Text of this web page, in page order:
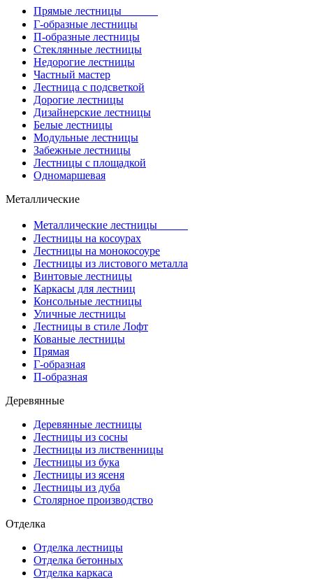
Прямые лестницы
Г-образные лестницы
П-образные лестницы
Стеклянные лестницы
Недорогие лестницы
Частный мастер
Лестница с подсветкой
Дорогие лестницы
Дизайнерские лестницы
Белые лестницы
Модульные лестницы
Забежные лестницы
Лестницы с площадкой
Одномаршевая
Металлические
Металлические лестницы
Лестницы на косоурах
Лестницы на монокосоуре
Лестницы из листового металла
Винтовые лестницы
Каркасы для лестниц
Консольные лестницы
Уличные лестницы
Лестницы в стиле Лофт
Кованые лестницы
Прямая
Г-образная
П-образная
Деревянные
Деревянные лестницы
Лестницы из сосны
Лестницы из лиственницы
Лестницы из бука
Лестницы из ясеня
Лестницы из дуба
Столярное производство
Отделка
Отделка лестницы
Отделка бетонных
Отделка каркаса